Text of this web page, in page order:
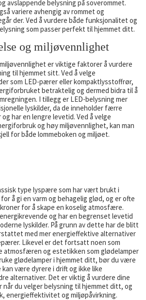
avslappende belysning på soverommet.
variere avhengig av rommet og
der. Ved å vurdere både funksjonalitet og
som passer perfekt til hjemmet ditt.
og miljøvennlighet
er viktige faktorer å vurdere
til hjemmet sitt. Ved å velge
som LED-pærer eller kompaktlysstoffrør,
betraktelig og dermed bidra til å
I tillegg er LED-belysning mer
lyskilder, da de inneholder færre
har en lengre levetid. Ved å velge
og høy miljøvennlighet, kan man
for både lommeboken og miljøet.
type lyspære som har vært brukt i
å gi en varm og behagelig glød, og er ofte
for å skape en koselig atmosfære.
og har en begrenset levetid
lyskilder. På grunn av dette har de blitt
med mer energieffektive alternativer
Likevel er det fortsatt noen som
atmosfæren og estetikken som glødelamper
glødelamper i hjemmet ditt, bør du være
kan være dyrere i drift og ikke like
alternativer. Det er viktig å vurdere dine
når du velger belysning til hjemmet ditt, og
energieffektivitet og miljøpåvirkning.